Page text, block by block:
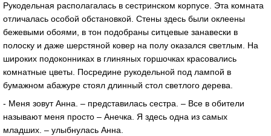
Рукодельная располагалась в сестринском корпусе. Эта комната
отличалась особой обстановкой. Стены здесь были оклеены
бежевыми обоями, в тон подобраны ситцевые занавески в
полоску и даже шерстяной ковер на полу оказался светлым. На
широких подоконниках в глиняных горшочках красовались
комнатные цветы. Посредине рукодельной под лампой в
бумажном абажуре стоял длинный стол светлого дерева.
- Меня зовут Анна. – представилась сестра. – Все в обители
называют меня просто – Анечка. Я здесь одна из самых
младших. – улыбнулась Анна.